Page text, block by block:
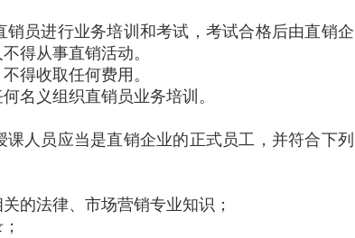
进行业务培训和考试，考试合格后由直销企
得从事直销活动。
得收取任何费用。
义组织直销员业务培训。
员应当是直销企业的正式员工，并符合下列
法律、市场营销专业知识；